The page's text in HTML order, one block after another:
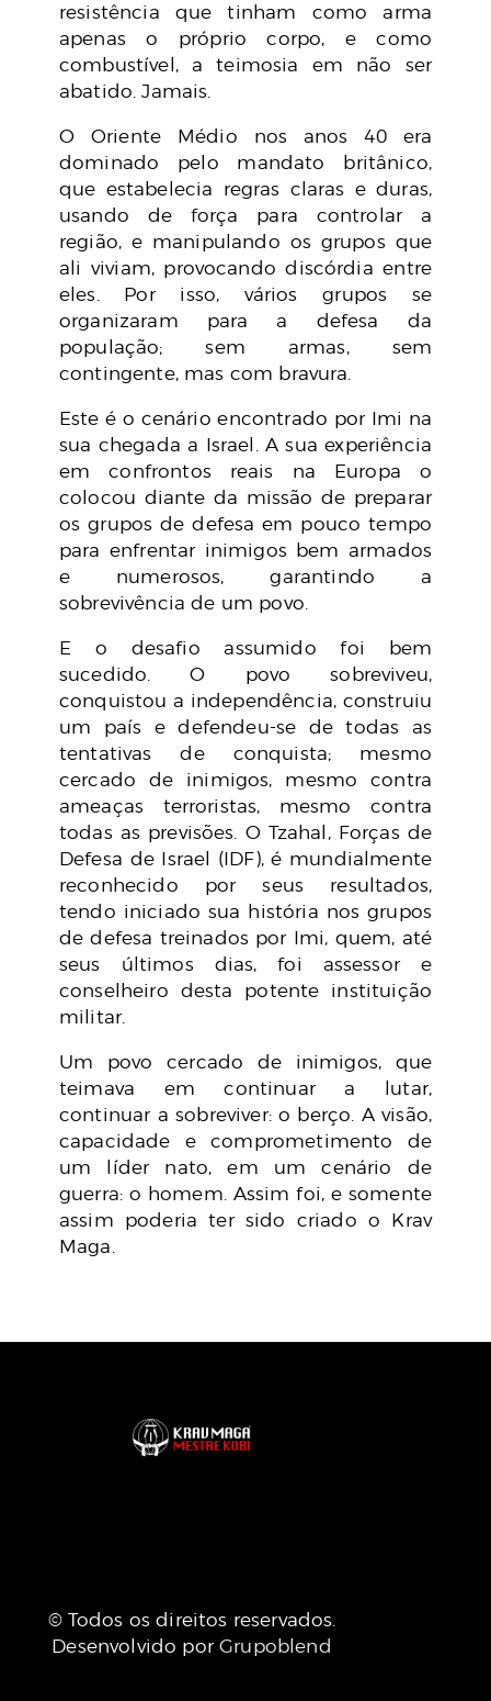
resistência que tinham como arma
apenas o próprio corpo, e como
combustível, a teimosia em não ser
abatido. Jamais.
O Oriente Médio nos anos 40 era
dominado pelo mandato britânico,
que estabelecia regras claras e duras,
usando de força para controlar a
região, e manipulando os grupos que
ali viviam, provocando discórdia entre
eles. Por isso, vários grupos se
organizaram para a defesa da
população; sem armas, sem
contingente, mas com bravura.
Este é o cenário encontrado por Imi na
sua chegada a Israel. A sua experiência
em confrontos reais na Europa o
colocou diante da missão de preparar
os grupos de defesa em pouco tempo
para enfrentar inimigos bem armados
e numerosos, garantindo a
sobrevivência de um povo.
E o desafio assumido foi bem
sucedido. O povo sobreviveu,
conquistou a independência, construiu
um país e defendeu-se de todas as
tentativas de conquista; mesmo
cercado de inimigos, mesmo contra
ameaças terroristas, mesmo contra
todas as previsões. O Tzahal, Forças de
Defesa de Israel (IDF), é mundialmente
reconhecido por seus resultados,
tendo iniciado sua história nos grupos
de defesa treinados por Imi, quem, até
seus últimos dias, foi assessor e
conselheiro desta potente instituição
militar.
Um povo cercado de inimigos, que
teimava em continuar a lutar,
continuar a sobreviver: o berço. A visão,
capacidade e comprometimento de
um líder nato, em um cenário de
guerra: o homem. Assim foi, e somente
assim poderia ter sido criado o Krav
Maga.
© Todos os direitos reservados.
Desenvolvido porGrupoblend